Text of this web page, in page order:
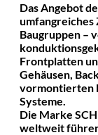
Das Angebot
umfangreiches
Baugruppen –
Frontplatten
Gehäusen,
vormontierten
Systeme.
Die Marke
weltweit